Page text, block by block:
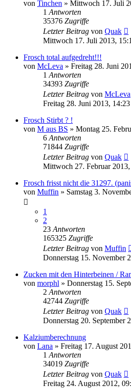
von Tinchen » Mittwoch 17. Juli
1 Antworten
35376 Zugriffe
Letzter Beitrag von Quak
Mittwoch 17. Juli 2013,
Frosch total aufgedreht!!!
von McLeva » Freitag 28. Juni
1 Antworten
34393 Zugriffe
Letzter Beitrag von McLeva
Freitag 28. Juni 2013, 14:23
Frosch Stirbt ? !
von M aus BS » Montag 25.
6 Antworten
71844 Zugriffe
Letzter Beitrag von Quak
Mittwoch 27. Februar
Frosch frisst nicht die 31297.
von Muffin » Samstag 3.
1
2
23 Antworten
165325 Zugriffe
Letzter Beitrag von Muffin
Donnerstag 15. November
Zucken mit den Hinterbeinen /
von morphl » Donnerstag 15.
2 Antworten
42744 Zugriffe
Letzter Beitrag von Quak
Donnerstag 20. September
Kalziumberechnung
von Lana » Freitag 17. August
1 Antworten
34019 Zugriffe
Letzter Beitrag von Quak
Freitag 24. August 2012,